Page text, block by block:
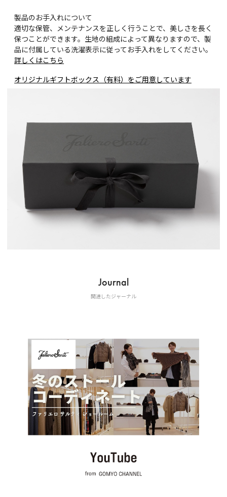
製品のお手入れについて
適切な保管、メンテナンスを正しく行うことで、美しさを長く
保つことができます。生地の組成によって異なりますので、製
品に付属している洗濯表示に従ってお手入れをしてください。
詳しくはこちら
オリジナルギフトボックス（有料）をご用意しています
Journal
関連したジャーナル